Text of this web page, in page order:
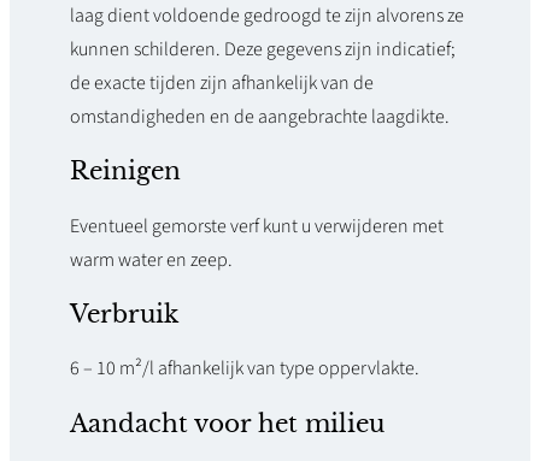
laag dient voldoende gedroogd te zijn alvorens ze
kunnen schilderen. Deze gegevens zijn indicatief;
de exacte tijden zijn afhankelijk van de
omstandigheden en de aangebrachte laagdikte.
Reinigen
Eventueel gemorste verf kunt u verwijderen met
warm water en zeep.
Verbruik
6 – 10 m²/l afhankelijk van type oppervlakte.
Aandacht voor het milieu